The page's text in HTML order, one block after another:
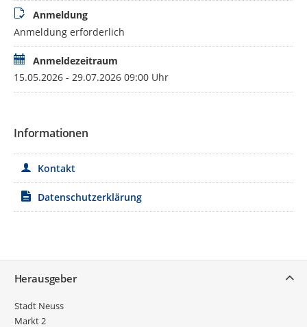
Anmeldung
Anmeldung erforderlich
Anmeldezeitraum
15.05.2026 - 29.07.2026 09:00 Uhr
Informationen
Kontakt
Datenschutzerklärung
Herausgeber
Stadt Neuss
Markt 2